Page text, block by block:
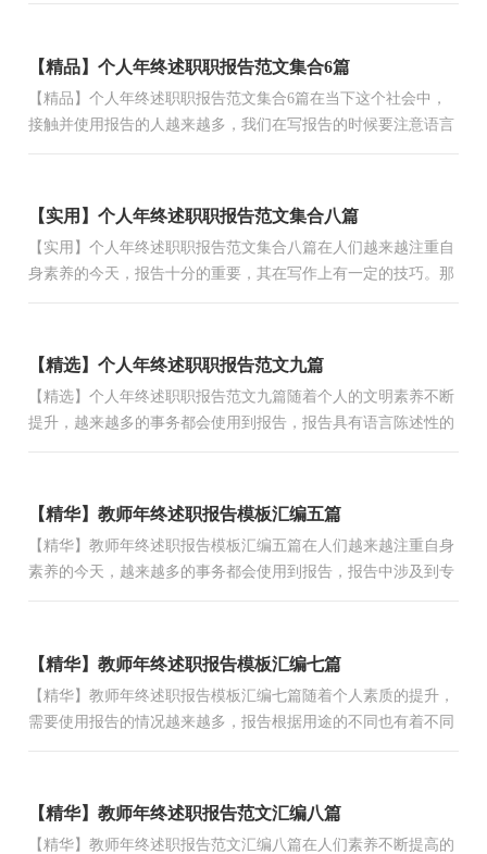
【精品】个人年终述职职报告范文集合6篇
【精品】个人年终述职职报告范文集合6篇在当下这个社会中，
接触并使用报告的人越来越多，我们在写报告的时候要注意语言
【实用】个人年终述职职报告范文集合八篇
【实用】个人年终述职职报告范文集合八篇在人们越来越注重自
身素养的今天，报告十分的重要，其在写作上有一定的技巧。那
【精选】个人年终述职职报告范文九篇
【精选】个人年终述职职报告范文九篇随着个人的文明素养不断
提升，越来越多的事务都会使用到报告，报告具有语言陈述性的
【精华】教师年终述职报告模板汇编五篇
【精华】教师年终述职报告模板汇编五篇在人们越来越注重自身
素养的今天，越来越多的事务都会使用到报告，报告中涉及到专
【精华】教师年终述职报告模板汇编七篇
【精华】教师年终述职报告模板汇编七篇随着个人素质的提升，
需要使用报告的情况越来越多，报告根据用途的不同也有着不同
【精华】教师年终述职报告范文汇编八篇
【精华】教师年终述职报告范文汇编八篇在人们素养不断提高的